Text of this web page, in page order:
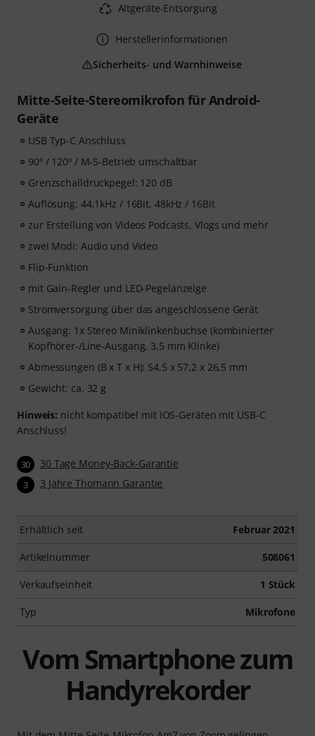
Mitte-Seite-Stereomikrofon für Android-
Geräte
USB Typ-C Anschluss
90º / 120º / M-S-Betrieb umschaltbar
Grenzschalldruckpegel: 120 dB
Auflösung: 44,1kHz / 16Bit, 48kHz / 16Bit
zur Erstellung von Videos Podcasts, Vlogs und mehr
zwei Modi: Audio und Video
Flip-Funktion
mit Gain-Regler und LED-Pegelanzeige
Stromversorgung über das angeschlossene Gerät
Ausgang: 1x Stereo Miniklinkenbuchse (kombinierter
Kopfhörer-/Line-Ausgang, 3,5 mm Klinke)
Abmessungen (B x T x H): 54,5 x 57,2 x 26,5 mm
Gewicht: ca. 32 g
Hinweis: nicht kompatibel mit iOS-Geräten mit USB-C
Anschluss!
30 30 Tage Money-Back-Garantie
3 3 Jahre Thomann Garantie
Erhältlich seit Februar 2021
Artikelnummer 508061
Verkaufseinheit 1 Stück
Typ Mikrofone
Altgeräte-Entsorgung
Herstellerinformationen
Sicherheits- und Warnhinweise
Vom Smartphone zum
Handyrekorder